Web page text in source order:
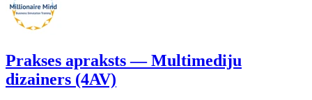
Prakses apraksts — Multimediju
dizainers (4AV)